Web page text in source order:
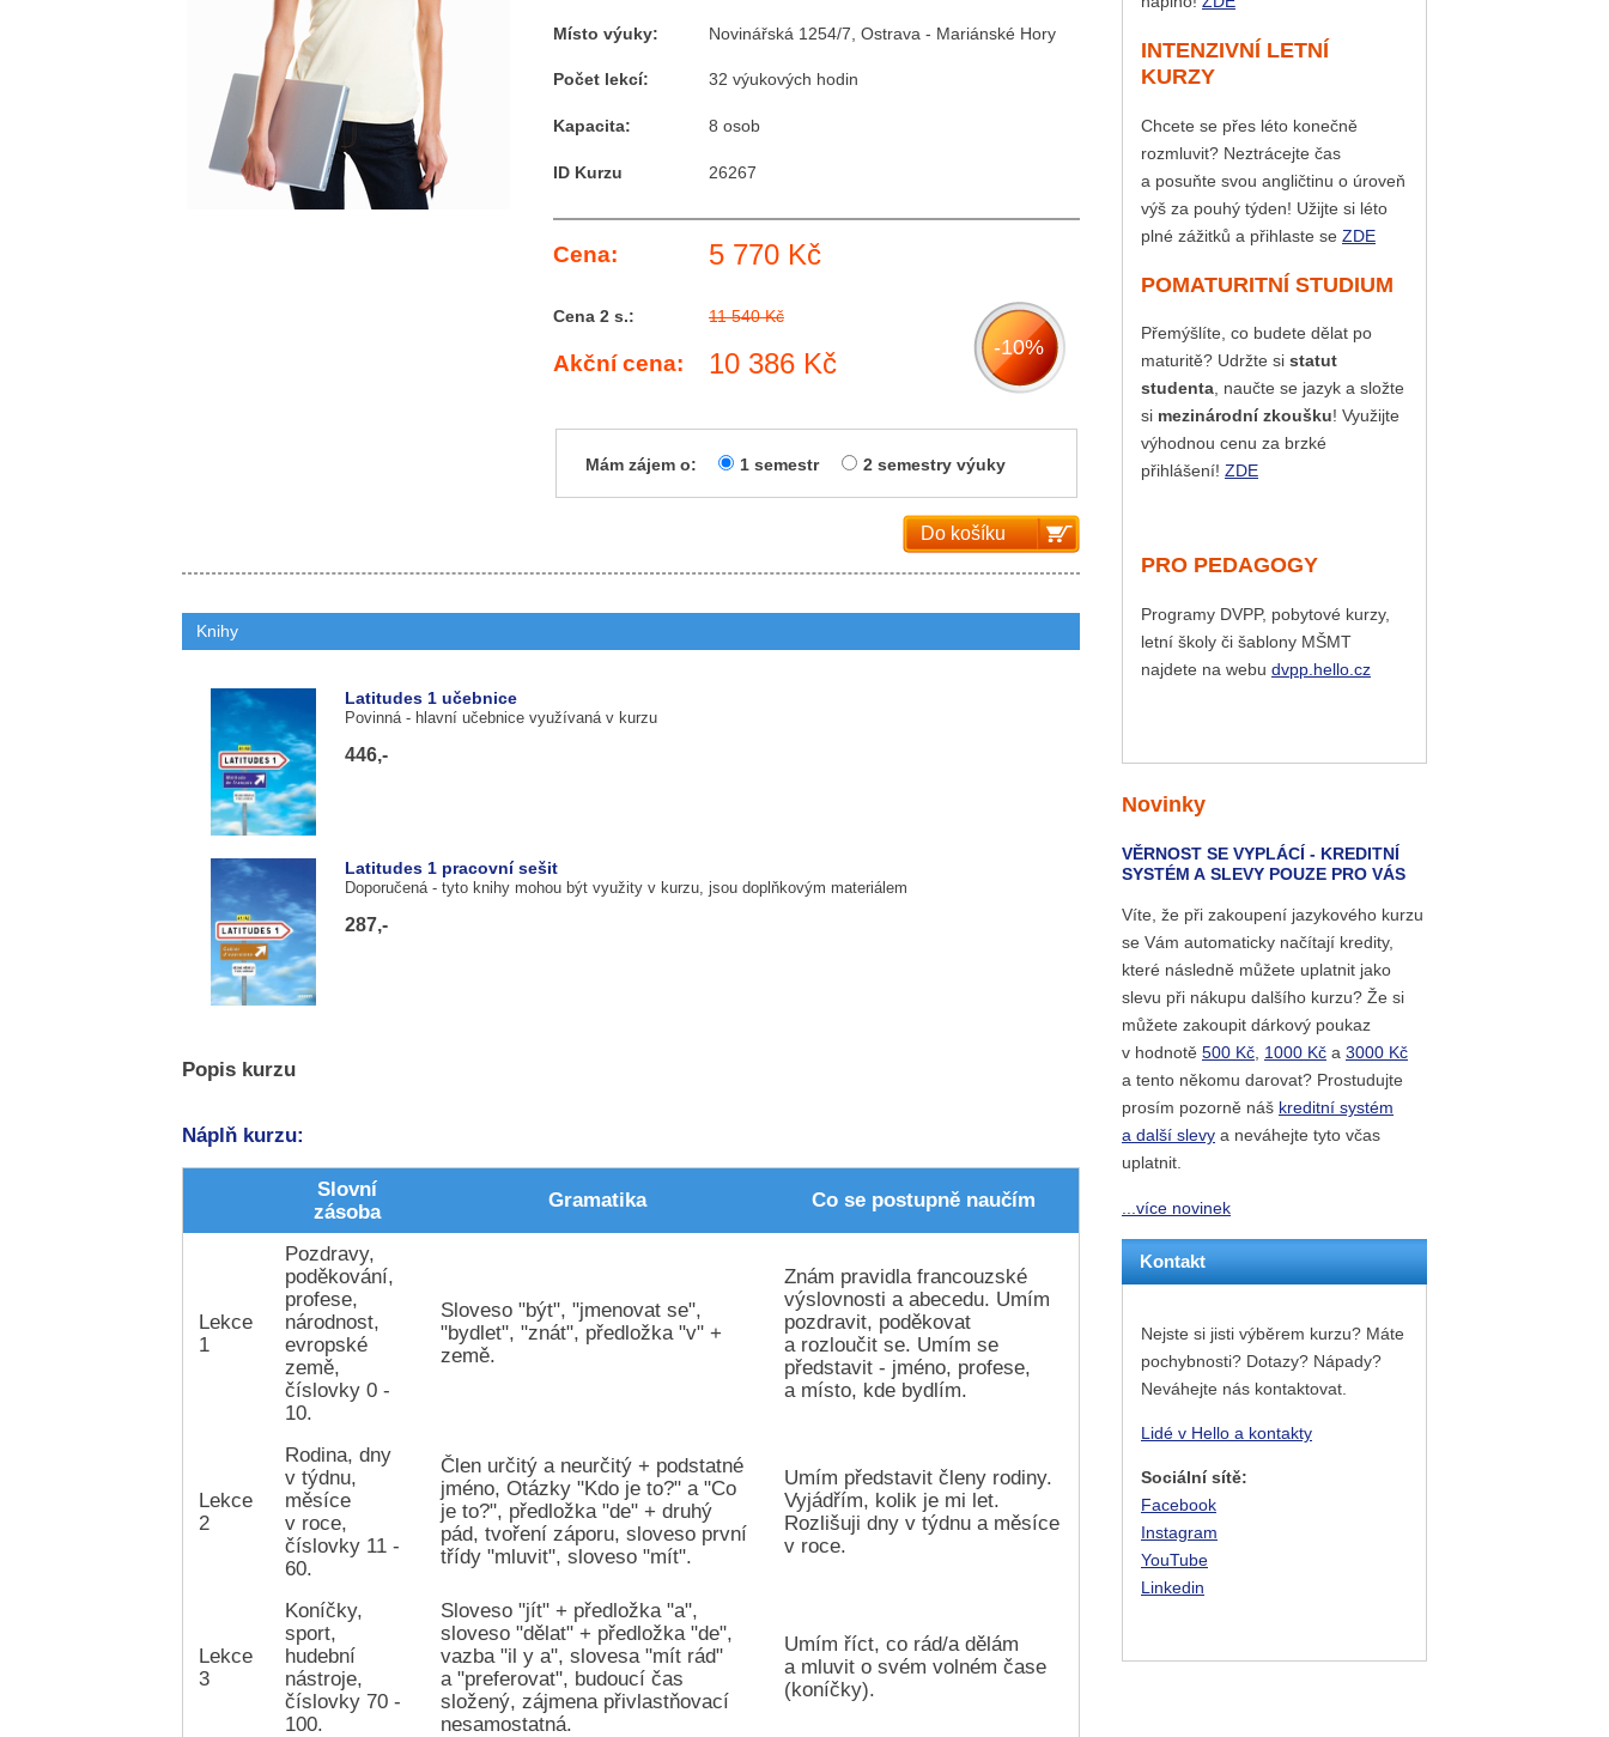
Místo výuky: Novinářská 1254/7, Ostrava - Mariánské Hory
Počet lekcí: 32 výukových hodin
Kapacita: 8 osob
ID Kurzu 26267
Cena: 5 770 Kč
-10%
Cena 2 s.: 11 540 Kč
Akční cena: 10 386 Kč
Mám zájem o: 1 semestr 2 semestry výuky
Do košíku
Knihy
Latitudes 1 učebnice
Povinná - hlavní učebnice využívaná v kurzu
446,-
Latitudes 1 pracovní sešit
Doporučená - tyto knihy mohou být využity v kurzu, jsou doplňkovým materiálem
287,-
Popis kurzu
Náplň kurzu:
Slovní
zásoba
Gramatika Co se postupně naučím
Lekce
1
Pozdravy,
poděkování,
profese,
národnost,
evropské
země,
číslovky 0 -
10.
Sloveso "být", "jmenovat se",
"bydlet", "znát", předložka "v" +
země.
Znám pravidla francouzské
výslovnosti a abecedu. Umím
pozdravit, poděkovat
a rozloučit se. Umím se
představit - jméno, profese,
a místo, kde bydlím.
Lekce
2
Rodina, dny
v týdnu,
měsíce
v roce,
číslovky 11 -
60.
Člen určitý a neurčitý + podstatné
jméno, Otázky "Kdo je to?" a "Co
je to?", předložka "de" + druhý
pád, tvoření záporu, sloveso první
třídy "mluvit", sloveso "mít".
Umím představit členy rodiny.
Vyjádřím, kolik je mi let.
Rozlišuji dny v týdnu a měsíce
v roce.
Lekce
3
Koníčky,
sport,
hudební
nástroje,
číslovky 70 -
100.
Sloveso "jít" + předložka "a",
sloveso "dělat" + předložka "de",
vazba "il y a", slovesa "mít rád"
a "preferovat", budoucí čas
složený, zájmena přivlastňovací
nesamostatná.
Umím říct, co rád/a dělám
a mluvit o svém volném čase
(koníčky).
INTENZIVNÍ LETNÍ
KURZY
Chcete se přes léto konečně
rozmluvit? Neztrácejte čas
a posuňte svou angličtinu o úroveň
výš za pouhý týden! Užijte si léto
plné zážitků a přihlaste se ZDE
POMATURITNÍ STUDIUM
Přemýšlíte, co budete dělat po
maturitě? Udržte si statut
studenta, naučte se jazyk a složte
si mezinárodní zkoušku! Využijte
výhodnou cenu za brzké
přihlášení! ZDE
PRO PEDAGOGY
Programy DVPP, pobytové kurzy,
letní školy či šablony MŠMT
najdete na webu dvpp.hello.cz
Novinky
VĚRNOST SE VYPLÁCÍ - KREDITNÍ
SYSTÉM A SLEVY POUZE PRO VÁS
Víte, že při zakoupení jazykového kurzu
se Vám automaticky načítají kredity,
které následně můžete uplatnit jako
slevu při nákupu dalšího kurzu? Že si
můžete zakoupit dárkový poukaz
v hodnotě 500 Kč, 1000 Kč a 3000 Kč
a tento někomu darovat? Prostudujte
prosím pozorně náš kreditní systém
a další slevy a neváhejte tyto včas
uplatnit.
...více novinek
Kontakt
Nejste si jisti výběrem kurzu? Máte
pochybnosti? Dotazy? Nápady?
Neváhejte nás kontaktovat.
Lidé v Hello a kontakty
Sociální sítě:
Facebook
Instagram
YouTube
Linkedin